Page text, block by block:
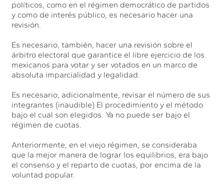
políticos, como en el régimen democrático de partidos
y como de interés público, es necesario hacer una
revisión.
Es necesario, también, hacer una revisión sobre el
árbitro electoral que garantice el libre ejercicio de los
mexicanos para votar y ser votados en un marco de
absoluta imparcialidad y legalidad.
Es necesario, adicionalmente, revisar el número de sus
integrantes (inaudible) El procedimiento y el método
bajo el cual son elegidos. Ya no puede ser bajo el
régimen de cuotas.
Anteriormente, en el viejo régimen, se consideraba
que la mejor manera de lograr los equilibrios, era bajo
el consenso y el reparto de cuotas, por encima de la
voluntad popular.